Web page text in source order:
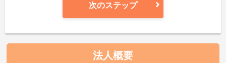
次のステップ
法人概要